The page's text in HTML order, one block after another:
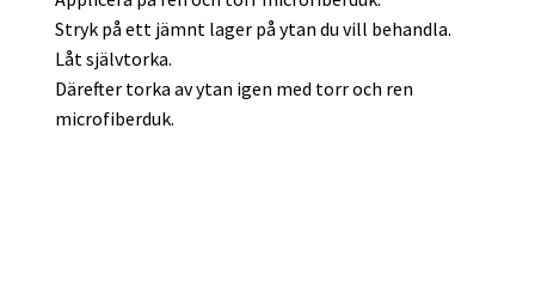
Stryk på ett jämnt lager på ytan du vill behandla.
Låt självtorka.
Därefter torka av ytan igen med torr och ren
microfiberduk.